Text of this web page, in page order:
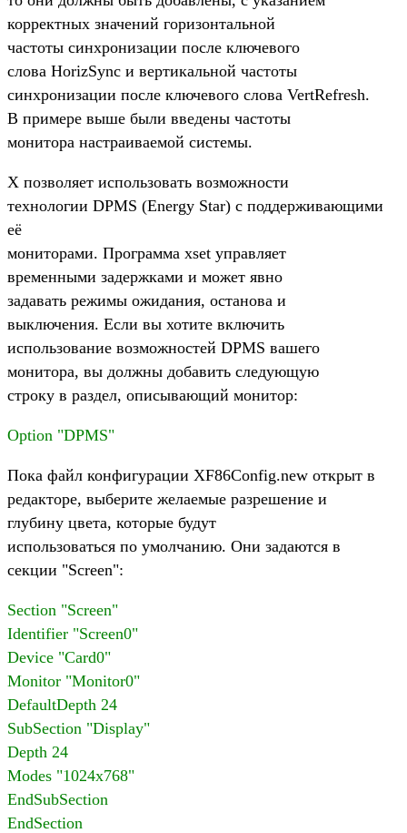
корректных значений горизонтальной
частоты синхронизации после ключевого
слова HorizSync и вертикальной частоты
синхронизации после ключевого слова VertRefresh.
В примере выше были введены частоты
монитора настраиваемой системы.
X позволяет использовать возможности
технологии DPMS (Energy Star) с поддерживающими
её
мониторами. Программа xset управляет
временными задержками и может явно
задавать режимы ожидания, останова и
выключения. Если вы хотите включить
использование возможностей DPMS вашего
монитора, вы должны добавить следующую
строку в раздел, описывающий монитор:
Option "DPMS"
Пока файл конфигурации XF86Config.new открыт в
редакторе, выберите желаемые разрешение и
глубину цвета, которые будут
использоваться по умолчанию. Они задаются в
секции "Screen":
Section "Screen"
Identifier "Screen0"
Device "Card0"
Monitor "Monitor0"
DefaultDepth 24
SubSection "Display"
Depth 24
Modes "1024x768"
EndSubSection
EndSection